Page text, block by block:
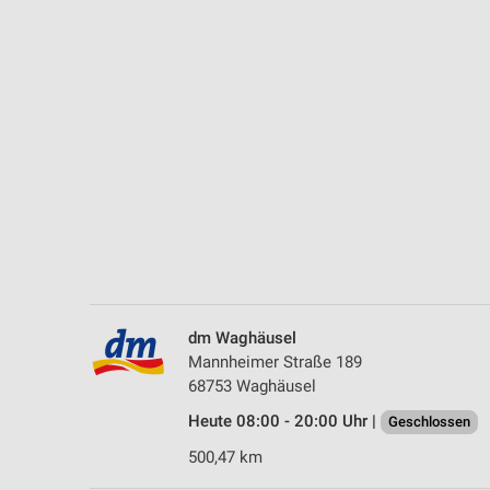
dm Waghäusel
Mannheimer Straße 189
68753 Waghäusel
Heute 08:00 - 20:00 Uhr |
Geschlossen
500,47 km
Notwendig